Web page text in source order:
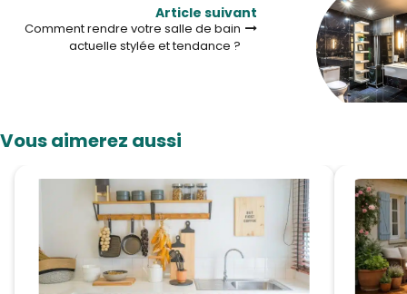
Article suivant
Comment rendre votre salle de bain
actuelle stylée et tendance ?
Vous aimerez aussi